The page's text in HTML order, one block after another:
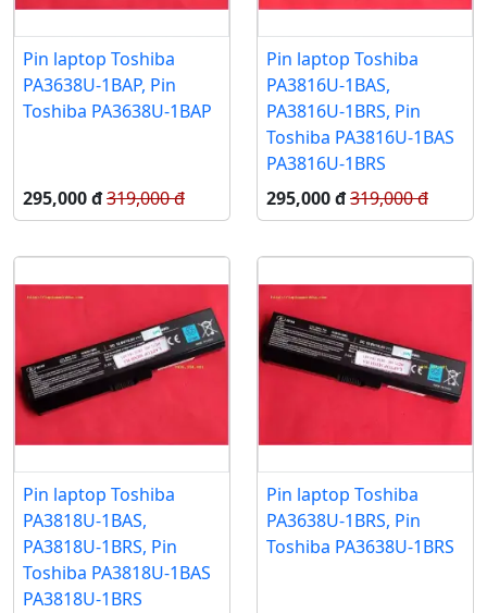
Pin laptop Toshiba
PA3638U-1BAP, Pin
Toshiba PA3638U-1BAP
295,000 đ319,000 đ
Pin laptop Toshiba
PA3816U-1BAS,
PA3816U-1BRS, Pin
Toshiba PA3816U-1BAS
PA3816U-1BRS
295,000 đ319,000 đ
Pin laptop Toshiba
PA3818U-1BAS,
PA3818U-1BRS, Pin
Toshiba PA3818U-1BAS
PA3818U-1BRS
Pin laptop Toshiba
PA3638U-1BRS, Pin
Toshiba PA3638U-1BRS